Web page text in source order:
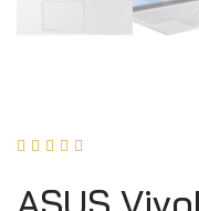
    